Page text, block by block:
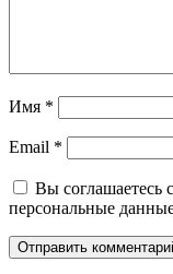
Имя *
Email *
Вы соглашаетесь
персональные